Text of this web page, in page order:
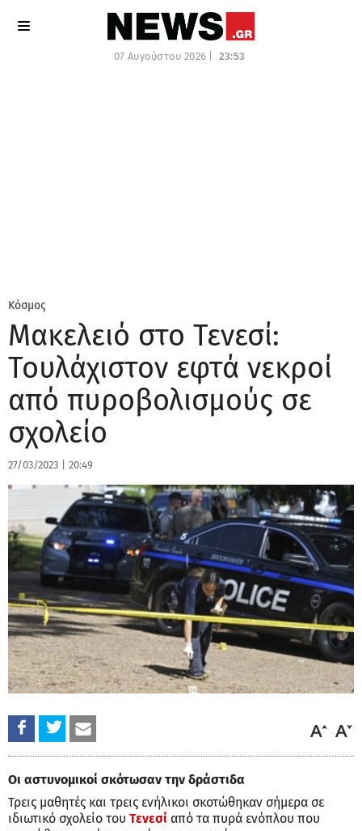
07 Αυγούστου 2026 | 23:54
Κόσμος
Μακελειό στο Τενεσί:
Τουλάχιστον εφτά νεκροί
από πυροβολισμούς σε
σχολείο
27/03/2023 20:49
Οι αστυνομικοί σκότωσαν την δράστιδα
Τρεις μαθητές και τρεις ενήλικοι σκοτώθηκαν σήμερα σε
ιδιωτικό σχολείο του Τενεσί από τα πυρά ενόπλου που